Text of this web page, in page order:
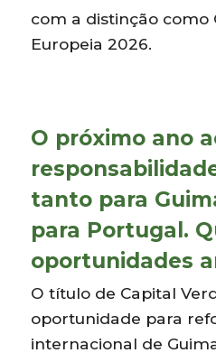
com a distinção como
Europeia 2026.
O próximo ano
tanto para
para Portugal.
oportunidades
O título de Capital
oportunidade para
internacional de